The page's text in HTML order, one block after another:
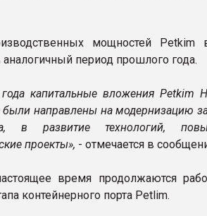
мощностей
аналогичный период прошлого года.
капитальные вложения Petkim
были направлены на модернизацию
в развитие технологий,
проекты», - отмечается в
время продолжаются
контейнерного порта Petlim.